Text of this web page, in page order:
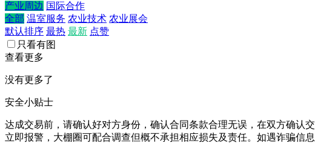
产业周边 国际合作
全部 温室服务 农业技术 农业展会
默认排序 最热 最新 点赞
只看有图
查看更多
没有更多了
安全小贴士
达成交易前，请确认好对方身份，确认合同条款合理无误，在双方确认
立即报警，大棚圈可配合调查但概不承担相应损失及责任。如遇诈骗信